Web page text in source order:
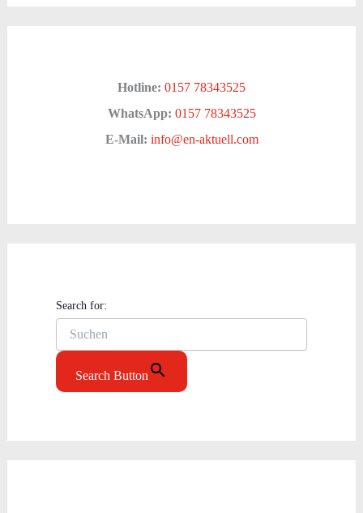
Hotline: 0157 78343525
WhatsApp: 0157 78343525
E-Mail: info@en-aktuell.com
Search for:
Search Button